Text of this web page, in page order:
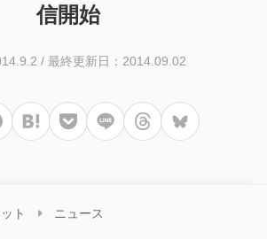
信開始
/ 最終更新日：2014.09.02
ト ニュース